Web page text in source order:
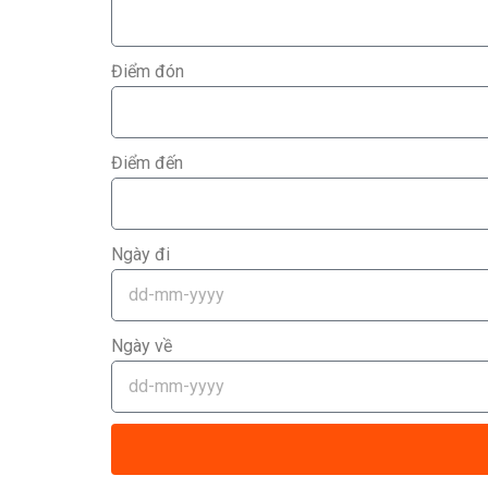
Điểm đón
Điểm đến
Ngày đi
Ngày về